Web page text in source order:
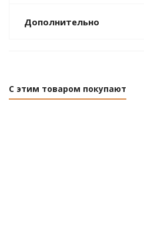
Дополнительно
С этим товаром покупают